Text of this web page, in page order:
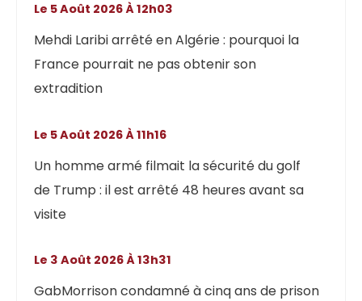
Mehdi Laribi arrêté en Algérie : pourquoi la
France pourrait ne pas obtenir son
extradition
Le 5 Août 2026 À 12h03
Un homme armé filmait la sécurité du golf
de Trump : il est arrêté 48 heures avant sa
visite
Le 5 Août 2026 À 11h16
GabMorrison condamné à cinq ans de prison
Le 3 Août 2026 À 13h31